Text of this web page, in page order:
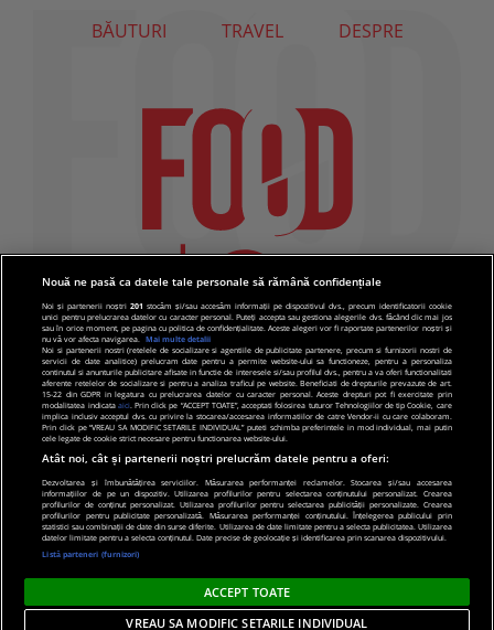
BĂUTURI
TRAVEL DESPRE
© 2019 PRO TV S.R.L |Politica de Cookie|Politica
de confidentialitate
Nouă ne pasă ca datele tale personale să rămână confidențiale
Noi și partenerii noștri201 stocăm și/sau accesăm informații pe dispozitivul dvs., precum identificatorii cookie
unici pentru prelucrarea datelor cu caracter personal. Puteți accepta sau gestiona alegerile dvs. făcând clic mai jos
sau în orice moment, pe pagina cu politica de confidențialitate. Aceste alegeri vor fi raportate partenerilor noștri și
nu vă vor afecta navigarea.
Mai multe detalii
Noi si partenerii nostri (retelele de socializare si agentiile de publicitate partenere, precum si furnizorii nostri de
servicii de date analitice) prelucram date pentru a permite website-ului sa functioneze, pentru a personaliza
continutul si anunturile publicitare afisate in functie de interesele si/sau profilul dvs., pentru a va oferi functionalitati
aferente retelelor de socializare si pentru a analiza traficul pe website. Beneficiati de drepturile prevazute de art.
15-22 din GDPR in legatura cu prelucrarea datelor cu caracter personal. Aceste drepturi pot fi exercitate prin
modalitatea indicata aici. Prin click pe “ACCEPT TOATE”, acceptati folosirea tuturor Tehnologiilor de tip Cookie, care
implica inclusiv acceptul dvs. cu privire la stocarea/accesarea informatiilor de catre Vendor-ii cu care colaboram.
Prin click pe “VREAU SA MODIFIC SETARILE INDIVIDUAL” puteti schimba preferintele in mod individual, mai putin
cele legate de cookie strict necesare pentru functionarea website-ului.
Atât noi, cât și partenerii noștri prelucrăm datele pentru a oferi:
Dezvoltarea și îmbunătățirea serviciilor. Măsurarea performanței reclamelor. Stocarea și/sau accesarea
informațiilor de pe un dispozitiv. Utilizarea profilurilor pentru selectarea conținutului personalizat. Crearea
profilurilor de conținut personalizat. Utilizarea profilurilor pentru selectarea publicității personalizate. Crearea
profilurilor pentru publicitate personalizată. Măsurarea performanței conținutului. Înțelegerea publicului prin
statistici sau combinații de date din surse diferite. Utilizarea de date limitate pentru a selecta publicitatea. Utilizarea
datelor limitate pentru a selecta conținutul. Date precise de geolocație și identificarea prin scanarea dispozitivului.
Listă parteneri (furnizori)
ACCEPT TOATE
VREAU SA MODIFIC SETARILE INDIVIDUAL